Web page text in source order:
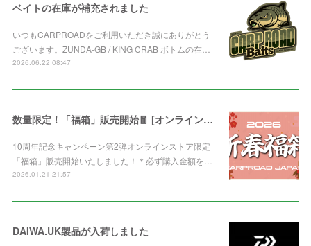
ベイトの在庫が補充されました
いつもCARPROADをご利用いただき誠にありがとう
ございます。ZUNDA-GB / KING CRAB ボトムの在…
2026.06.22 08:47
数量限定！「福箱」販売開始🧧 [オンライン限定]
10周年記念キャンペーン第2弾オンラインストア限定
「福箱」販売開始いたしました！＊必ず購入金額を…
2026.01.21 21:57
DAIWA.UK製品が入荷しました